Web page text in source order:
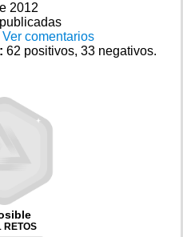
2012
Ver comentarios
62 positivos, 33 negativos.
RETOS